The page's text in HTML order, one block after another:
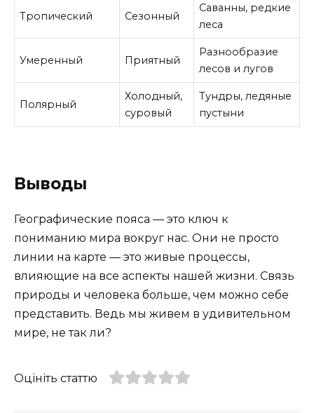
Тропический Сезонный
Саванны, редкие
леса
Умеренный Приятный
Разнообразие
лесов и лугов
Полярный
Холодный,
суровый
Тундры, ледяные
пустыни
Выводы
Географические пояса — это ключ к
пониманию мира вокруг нас. Они не просто
линии на карте — это живые процессы,
влияющие на все аспекты нашей жизни. Связь
природы и человека больше, чем можно себе
представить. Ведь мы живем в удивительном
мире, не так ли?
Оцініть статтю